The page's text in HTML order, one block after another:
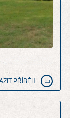
PŘÍBĚH